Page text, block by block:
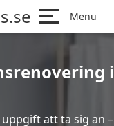
Menu
i
att ta sig an –